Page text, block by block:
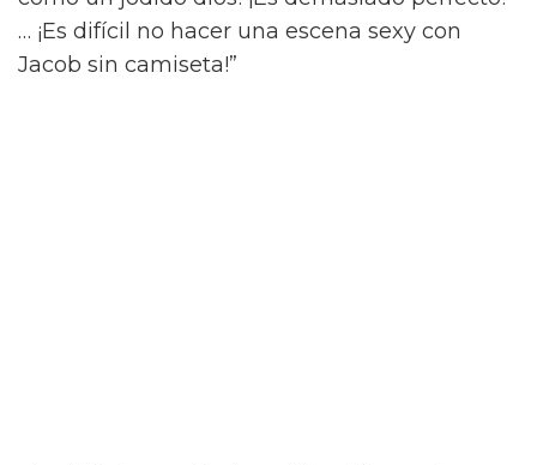
escenas de sexo bastante ardientes (y
desnudas) de todas las combinaciones de